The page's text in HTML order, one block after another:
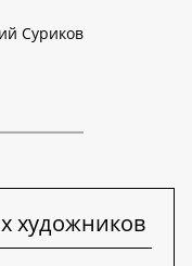
Суриков
художников